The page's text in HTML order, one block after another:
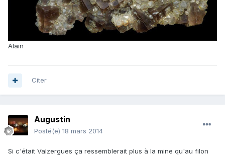
Alain
Citer
Augustin
Posté(e) 18 mars 2014
Si c'était Valzergues ça ressemblerait plus à la mine qu'au filon